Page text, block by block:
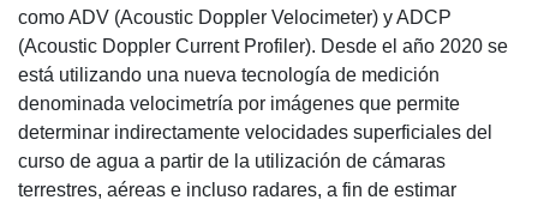
como ADV (Acoustic Doppler Velocimeter) y ADCP
(Acoustic Doppler Current Profiler). Desde el año 2020 se
está utilizando una nueva tecnología de medición
denominada velocimetría por imágenes que permite
determinar indirectamente velocidades superficiales del
curso de agua a partir de la utilización de cámaras
terrestres, aéreas e incluso radares, a fin de estimar